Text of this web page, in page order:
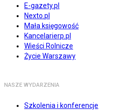
E-gazety.pl
Nexto.pl
Mała księgowość
Kancelarierp.pl
Wieści Rolnicze
Życie Warszawy
NASZE WYDARZENIA
Szkolenia i konferencje